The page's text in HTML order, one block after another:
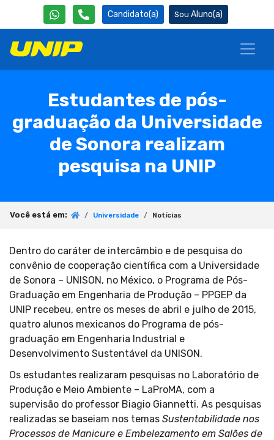
Candidato(a) Aluno(a)
Estudantes de pós-
graduação da Universidade
de Sonora realizam
pesquisa na UNIP
Você está em: Universidade Notícias
Dentro do caráter de intercâmbio e de pesquisa do
convênio de cooperação científica com a Universidade
de Sonora – UNISON, no México, o Programa de Pós-
Graduação em Engenharia de Produção – PPGEP da
UNIP recebeu, entre os meses de abril e julho de 2015,
quatro alunos mexicanos do Programa de pós-
graduação em Engenharia Industrial e
Desenvolvimento Sustentável da UNISON.
Os estudantes realizaram pesquisas no Laboratório de
Produção e Meio Ambiente – LaProMA, com a
supervisão do professor Biagio Giannetti. As pesquisas
realizadas se baseiam nos temas Sustentabilidade nos
Processos de Manicure e Embelezamento em Salões de